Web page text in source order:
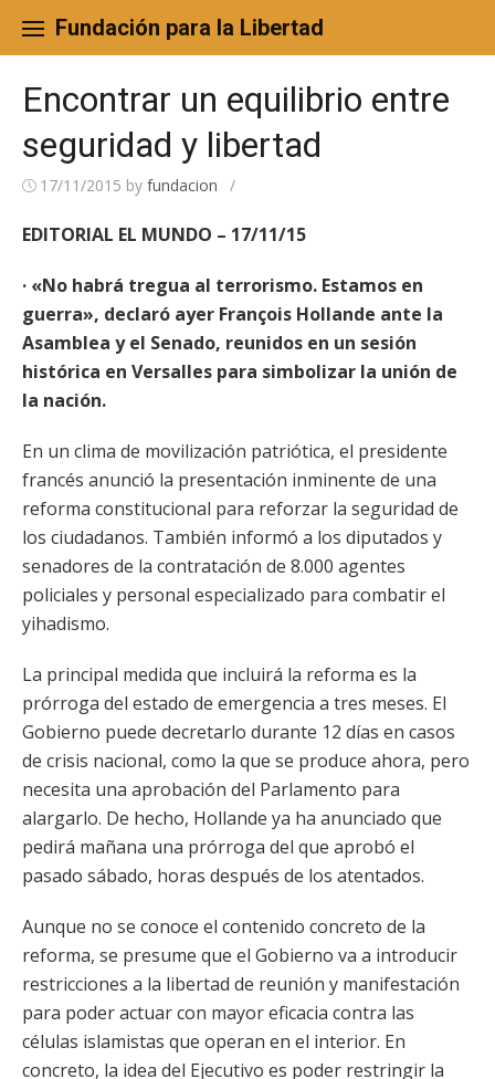
content
Fundación para la Libertad
Encontrar un equilibrio entre
seguridad y libertad
17/11/2015 by fundacion /
EDITORIAL EL MUNDO – 17/11/15
· «No habrá tregua al terrorismo. Estamos en
guerra», declaró ayer François Hollande ante la
Asamblea y el Senado, reunidos en un sesión
histórica en Versalles para simbolizar la unión de
la nación.
En un clima de movilización patriótica, el presidente
francés anunció la presentación inminente de una
reforma constitucional para reforzar la seguridad de
los ciudadanos. También informó a los diputados y
senadores de la contratación de 8.000 agentes
policiales y personal especializado para combatir el
yihadismo.
La principal medida que incluirá la reforma es la
prórroga del estado de emergencia a tres meses. El
Gobierno puede decretarlo durante 12 días en casos
de crisis nacional, como la que se produce ahora, pero
necesita una aprobación del Parlamento para
alargarlo. De hecho, Hollande ya ha anunciado que
pedirá mañana una prórroga del que aprobó el
pasado sábado, horas después de los atentados.
Aunque no se conoce el contenido concreto de la
reforma, se presume que el Gobierno va a introducir
restricciones a la libertad de reunión y manifestación
para poder actuar con mayor eficacia contra las
células islamistas que operan en el interior. En
concreto, la idea del Ejecutivo es poder restringir la